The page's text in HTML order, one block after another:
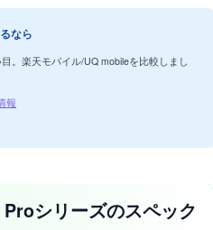
なら
。楽天モバイル/UQ mobileを比較しまし
報
シリーズのスペック